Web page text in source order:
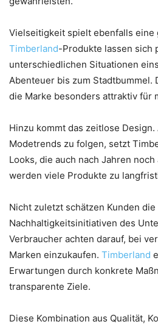
Vielseitigkeit spielt ebenfalls eine
Timberland-Produkte lassen sich
unterschiedlichen Situationen
Abenteuer bis zum Stadtbummel.
die Marke besonders attraktiv für
Hinzu kommt das zeitlose
Modetrends zu folgen, setzt
Looks, die auch nach Jahren
werden viele Produkte zu
Nicht zuletzt schätzen Kunden die
Nachhaltigkeitsinitiativen des
Verbraucher achten darauf, bei
Marken einzukaufen. Timberland
Erwartungen durch konkrete
transparente Ziele.
Diese Kombination aus Qualität,